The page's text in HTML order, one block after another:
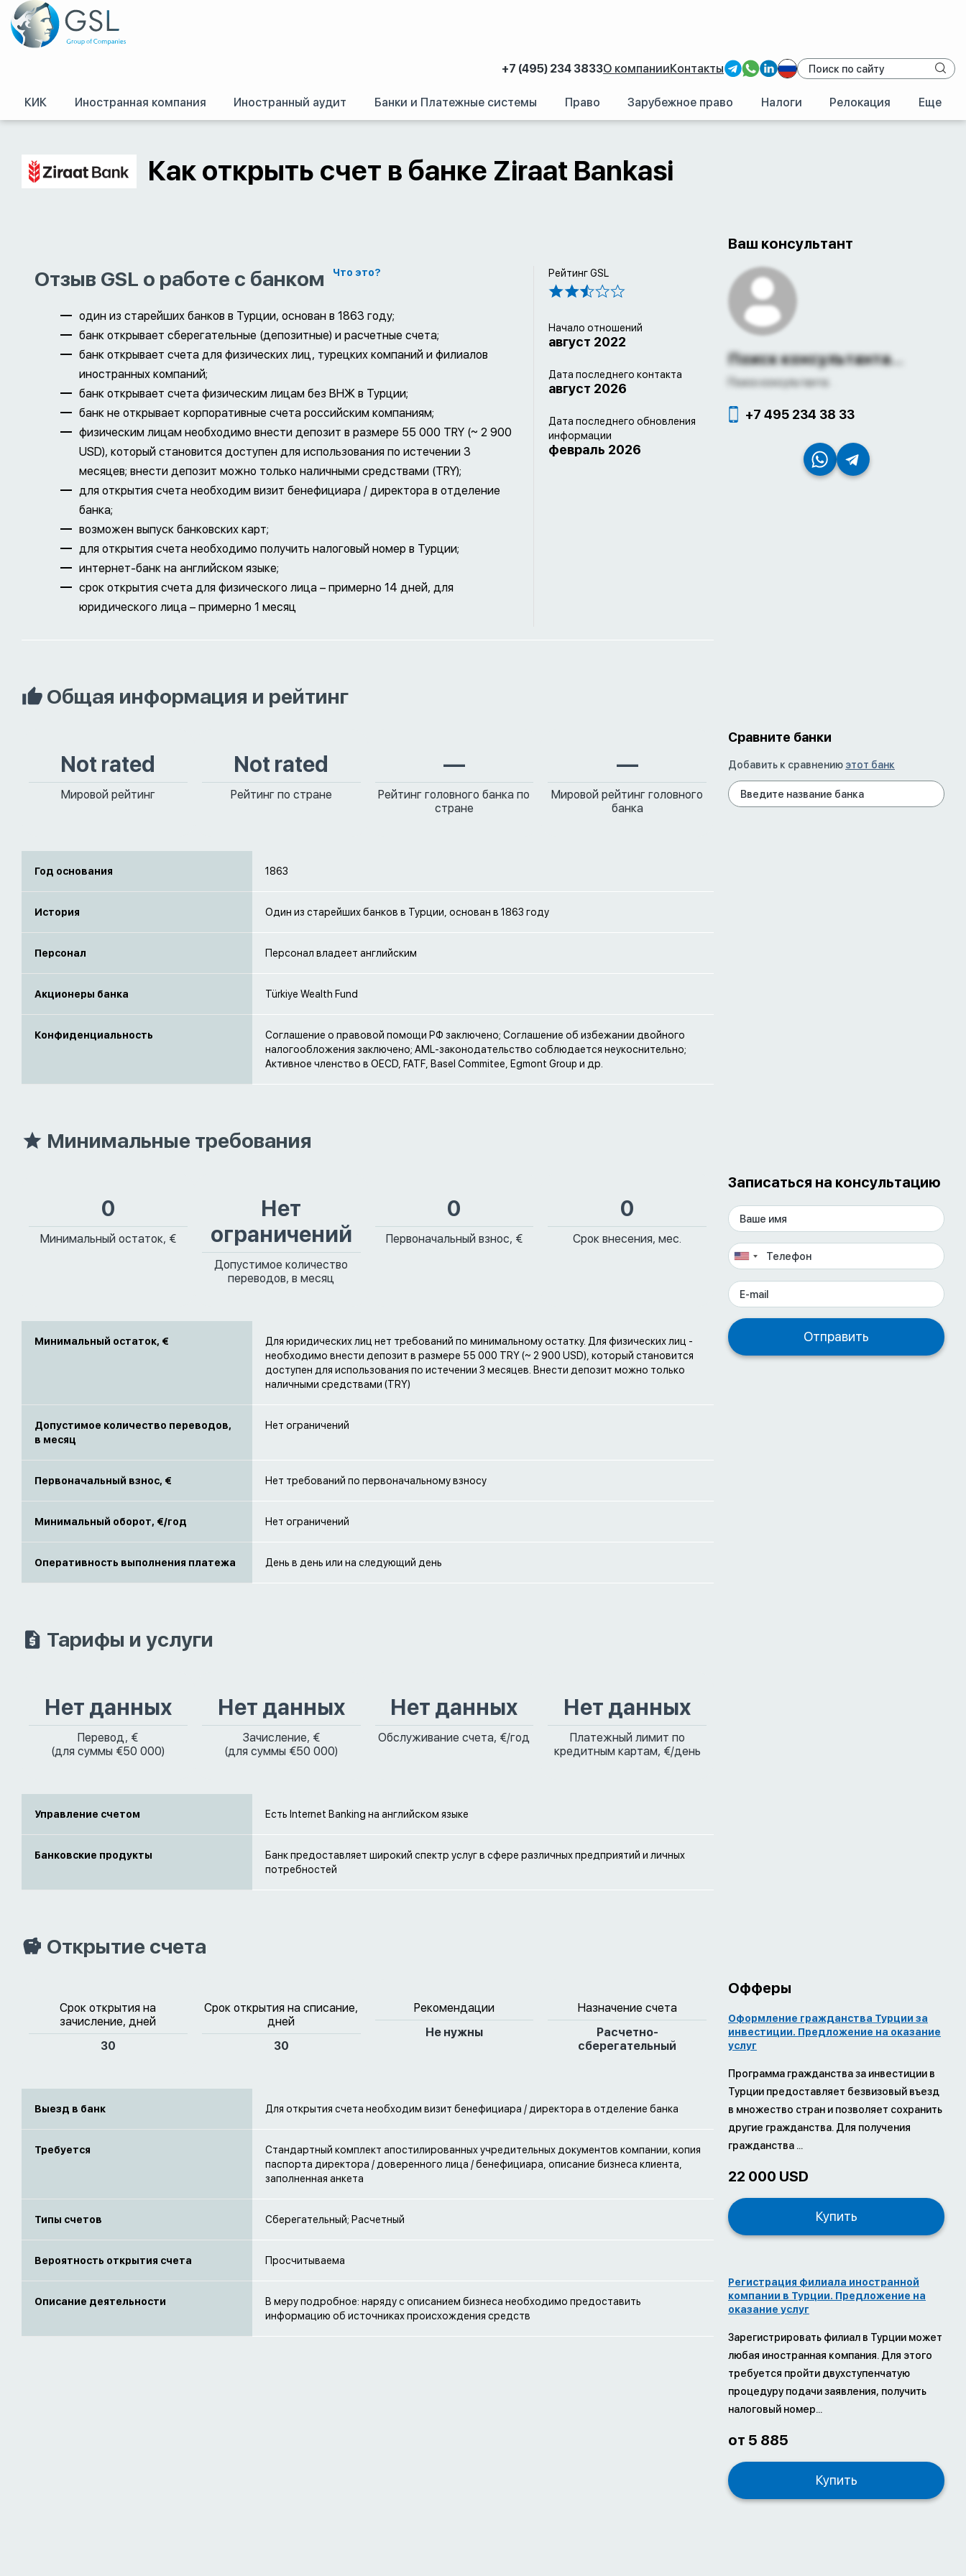
+7 (495) 234 3833О компанииКонтакты
КИК Иностранная компания Иностранный аудит Банки и Платежные системы Право Зарубежное право Налоги Релокация Еще
GSL/Оффшоры и международное право. Регистрация оффшорных компаний. Счет в иностранном банке: Как открыть банковский счет за рубежом/Турция/Ziraat Bankasi
Как открыть счет в банке Ziraat Bankasi
Отзыв GSL о работе с банком Что это?
один из старейших банков в Турции, основан в 1863 году;
банк открывает сберегательные (депозитные) и расчетные счета;
банк открывает счета для физических лиц, турецких компаний и филиалов
иностранных компаний;
банк открывает счета физическим лицам без ВНЖ в Турции;
банк не открывает корпоративные счета российским компаниям;
физическим лицам необходимо внести депозит в размере 55 000 TRY (~ 2 900
USD), который становится доступен для использования по истечении 3
месяцев; внести депозит можно только наличными средствами (TRY);
для открытия счета необходим визит бенефициара / директора в отделение
банка;
возможен выпуск банковских карт;
для открытия счета необходимо получить налоговый номер в Турции;
интернет-банк на английском языке;
срок открытия счета для физического лица – примерно 14 дней, для
юридического лица – примерно 1 месяц
Рейтинг GSL
Начало отношений
август 2022
Дата последнего контакта
август 2026
Дата последнего обновления
информации
февраль 2026
Ваш консультант
Поиск консультанта...
Поиск консультанта...
+7 495 234 38 33
Общая информация и рейтинг
Not rated
Мировой рейтинг
Not rated
Рейтинг по стране
—
Рейтинг головного банка по
стране
—
Мировой рейтинг головного
банка
Год основания 1863
История Один из старейших банков в Турции, основан в 1863 году
Персонал Персонал владеет английским
Акционеры банка Türkiye​ Wealth Fund
Конфиденциальность
Соглашение о правовой помощи РФ заключено; Соглашение об избежании двойного
налогообложения заключено; AML-законодательство соблюдается неукоснительно;
Активное членство в OECD, FATF, Basel Commitee, Egmont Group и др.
Сравните банки
Добавить к сравнению этот банк
Минимальные требования
0
Минимальный остаток, €
Нет
ограничений
Допустимое количество
переводов, в месяц
0
Первоначальный взнос, €
0
Срок внесения, мес.
Минимальный остаток, €
Для юридических лиц нет требований по минимальному остатку. Для физических лиц -
необходимо внести депозит в размере 55 000 TRY (~ 2 900 USD), который становится
доступен для использования по истечении 3 месяцев. Внести депозит можно только
наличными средствами (TRY)
Допустимое количество переводов,
в месяц
Нет ограничений
Первоначальный взнос, € Нет требований по первоначальному взносу
Минимальный оборот, €/год Нет ограничений
Оперативность выполнения платежа День в день или на следующий день
Записаться на консультацию
Тарифы и услуги
Нет данных
Перевод, €
(для суммы €50 000)
Нет данных
Зачисление, €
(для суммы €50 000)
Нет данных
Обслуживание счета, €/год
Нет данных
Платежный лимит по
кредитным картам, €/день
Управление счетом Есть Internet Banking на английском языке
Банковские продукты
Банк предоставляет широкий спектр услуг в сфере различных предприятий и личных
потребностей
Открытие счета
Срок открытия на
зачисление, дней
30
Срок открытия на списание,
дней
30
Рекомендации
Не нужны
Назначение счета
Расчетно-
сберегательный
Выезд в банк Для открытия счета необходим визит бенефициара / директора в отделение банка
Требуется
Стандартный комплект апостилированных учредительных документов компании, копия
паспорта директора / доверенного лица / бенефициара, описание бизнеса клиента,
заполненная анкета
Типы счетов Сберегательный; Расчетный
Вероятность открытия счета Просчитываема
Описание деятельности
В меру подробное: наряду с описанием бизнеса необходимо предоставить
информацию об источниках происхождения средств
Офферы
Оформление гражданства Турции за
инвестиции. Предложение на оказание
услуг
Программа гражданства за инвестиции в
Турции предоставляет безвизовый въезд
в множество стран и позволяет сохранить
другие гражданства. Для получения
гражданства ...
22 000 USD
Купить
Регистрация филиала иностранной
компании в Турции. Предложение на
оказание услуг
Зарегистрировать филиал в Турции может
любая иностранная компания. Для этого
требуется пройти двухступенчатую
процедуру подачи заявления, получить
налоговый номер...
от 5 885
Купить